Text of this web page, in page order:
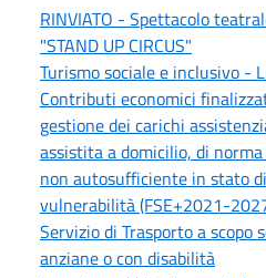
RINVIATO - Spettacolo
"STAND UP CIRCUS"
Turismo sociale e inclusivo -
Contributi economici
gestione dei carichi
assistita a domicilio, di
non autosufficiente in stato
vulnerabilità (FSE+2021-
Servizio di Trasporto a scopo
anziane o con disabilità